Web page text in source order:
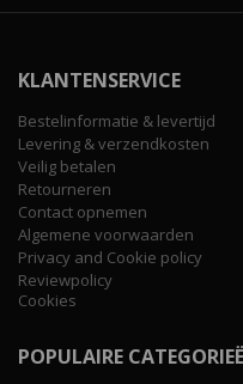
KLANTENSERVICE
Bestelinformatie & levertijd
Levering & verzendkosten
Veilig betalen
Retourneren
Contact opnemen
Algemene voorwaarden
Privacy and Cookie policy
Reviewpolicy
Cookies
POPULAIRE